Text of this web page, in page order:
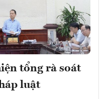
tổng rà soát
luật